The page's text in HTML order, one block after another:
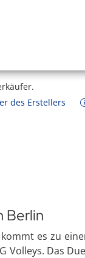
des Erstellers
Berlin
es zu
Volleys. Das